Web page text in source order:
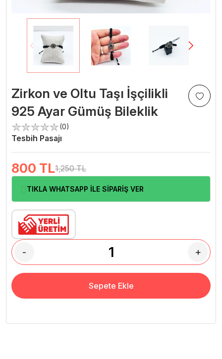
Zirkon ve Oltu Taşı İşçilikli
925 Ayar Gümüş Bileklik
(0)
Tesbih Pasajı
800 TL1,250 TL
TIKLA WHATSAPP İLE SİPARİŞ VER
- +
Sepete Ekle